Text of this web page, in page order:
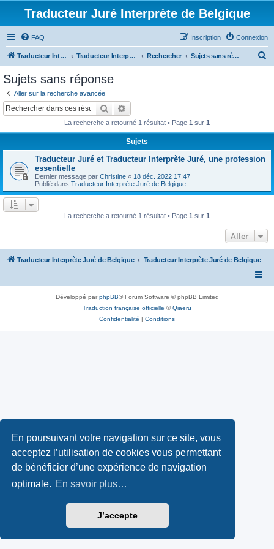
En poursuivant votre navigation sur ce site, vous
acceptez l’utilisation de cookies vous permettant
de bénéficier d’une expérience de navigation
optimale. En savoir plus…
J’accepte
Traducteur Juré Interprète de Belgique
FAQ Connexion
Inscription
Traducteur Interprète Juré de Belgique Traducteur Interprète Juré de Belgique Rechercher Sujets sans réponse
Sujets sans réponse
Aller sur la recherche avancée
Rechercher
La recherche a retourné 1 résultat • Page 1 sur 1
Sujets
Traducteur Juré et Traducteur Interprète Juré, une profession
essentielle
Dernier message par Christine « 18 déc. 2022 17:47
Publié dans Traducteur Interprète Juré de Belgique
La recherche a retourné 1 résultat • Page 1 sur 1
Aller
Traducteur Interprète Juré de Belgique Traducteur Interprète Juré de Belgique
Développé parphpBB® Forum Software © phpBB Limited
Traduction française officielle ©Qiaeru
Confidentialité | Conditions